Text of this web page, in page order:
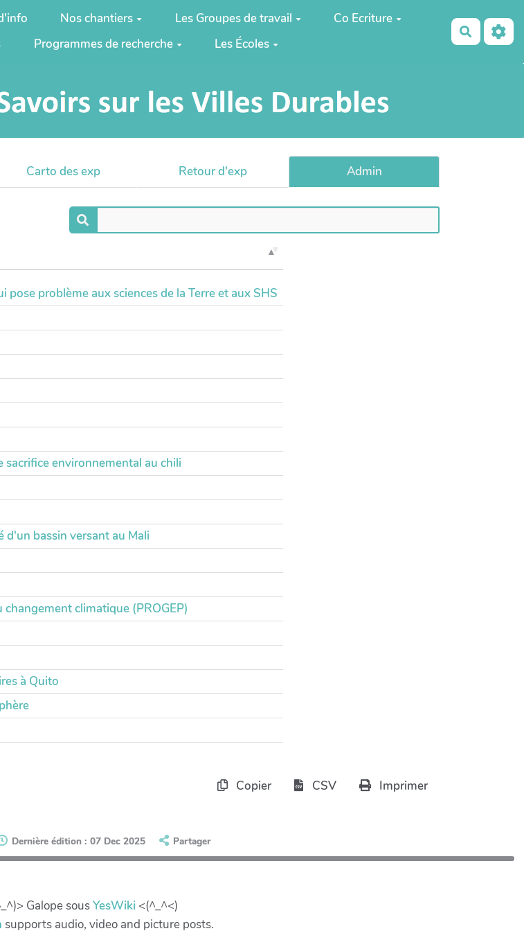
Nos chantiers Les Groupes de travail
Co Ecriture
Programmes de recherche Les Écoles
Carto des exp Retour d'exp Admin
problème aux sciences de la Terre et aux SHS
environnemental au chili
bassin versant au Mali
climatique (PROGEP)
à Quito
Copier CSV Imprimer
Dernière édition : 07 Dec 2025 Partager
Galope sousYesWiki <(^_^<)
supports audio, video and picture posts.